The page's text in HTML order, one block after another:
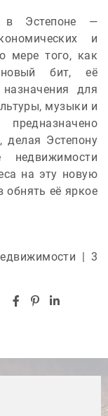
в Эстепоне —
и
мере того, как
бит, её
для
музыки и
предназначено
делая Эстепону
на эту новую
обнять её яркое
| 3